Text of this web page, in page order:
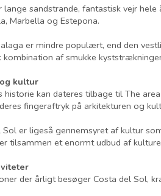
lange sandstrande, fantastisk vejr
Marbella og Estepona.
er mindre populært, end den
kombination af smukke
kultur
historie kan dateres tilbage til The
fingeraftryk på arkitekturen og
Sol er ligeså gennemsyret af kultur
tilsammen et enormt udbud af
der årligt besøger Costa del Sol,